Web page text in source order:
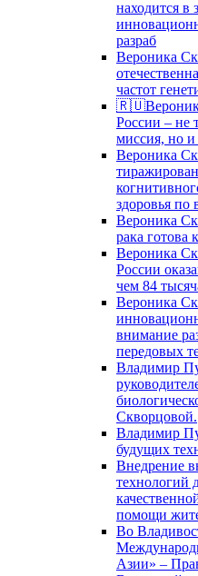
находится в
разраб
Вероника
частот
России – не
миссия, но и
Вероника
здоровья по
Вероника
рака готова
Вероника
России
чем 84
Вероника
внимание
передовых
Владимир
Скворцовой.
Владимир
будущих
Внедрение
технологий
помощи
Во
Азии» –